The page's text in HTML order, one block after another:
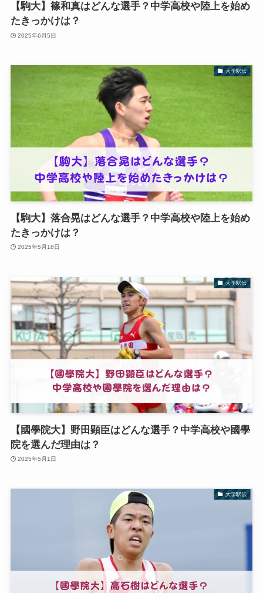
【駒大】篠和真はどんな選手？中学高校や陸上を始め
たきっかけは？
2025年6月5日
大学駅伝
【駒大】落合晃はどんな選手？中学高校や陸上を始め
たきっかけは？
2025年5月18日
大学駅伝
【國學院大】野田顕臣はどんな選手？中学高校や國學
院を選んだ理由は？
2025年5月1日
大学駅伝